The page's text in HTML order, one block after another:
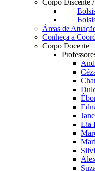
Corpo Discente
Áreas de
Conheça a
Corpo Docente
Lia